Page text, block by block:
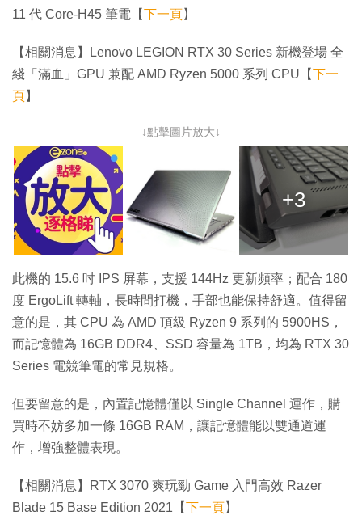
11 代 Core-H45 筆電【下一頁】
【相關消息】Lenovo LEGION RTX 30 Series 新機登場 全
綫「滿血」GPU 兼配 AMD Ryzen 5000 系列 CPU【下一
頁】
↓點擊圖片放大↓
+3
此機的 15.6 吋 IPS 屏幕，支援 144Hz 更新頻率；配合 180
度 ErgoLift 轉軸，長時間打機，手部也能保持舒適。值得留
意的是，其 CPU 為 AMD 頂級 Ryzen 9 系列的 5900HS，
而記憶體為 16GB DDR4、SSD 容量為 1TB，均為 RTX 30
Series 電競筆電的常見規格。
但要留意的是，內置記憶體僅以 Single Channel 運作，購
買時不妨多加一條 16GB RAM，讓記憶體能以雙通道運
作，增強整體表現。
【相關消息】RTX 3070 爽玩勁 Game 入門高效 Razer
Blade 15 Base Edition 2021【下一頁】